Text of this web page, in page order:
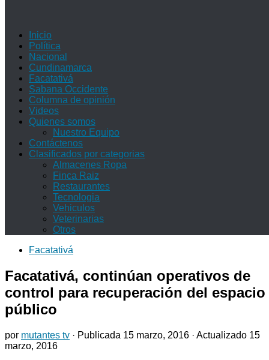
Inicio
Política
Nacional
Cundinamarca
Facatativá
Sabana Occidente
Columna de opinión
Videos
Quienes somos
Nuestro Equipo
Contáctenos
Clasificados por categorias
Almacenes Ropa
Finca Raiz
Restaurantes
Tecnologia
Vehiculos
Veterinarias
Otros
Facatativá
Facatativá, continúan operativos de
control para recuperación del espacio
público
por mutantes tv · Publicada 15 marzo, 2016 · Actualizado 15
marzo, 2016